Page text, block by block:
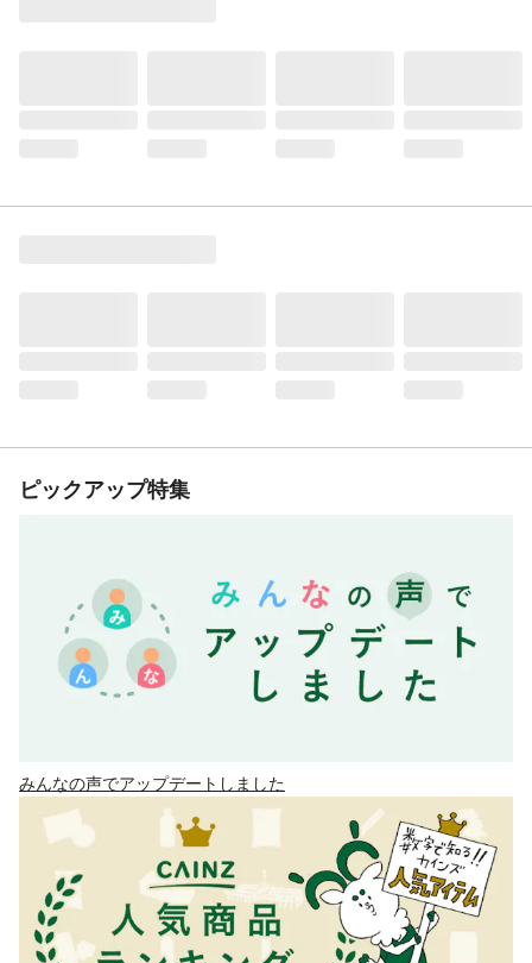
ピックアップ特集
みんなの声でアップデートしました